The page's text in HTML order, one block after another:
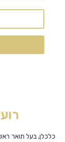
כלכלן, בעל תואר